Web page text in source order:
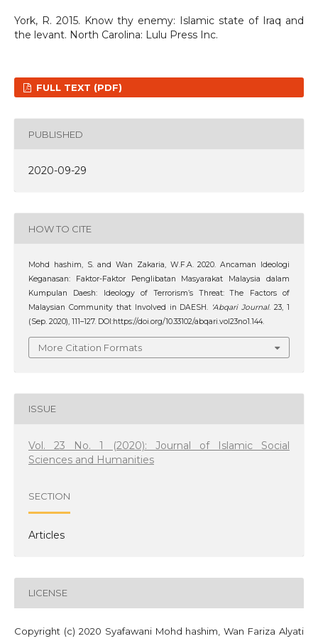
York, R. 2015. Know thy enemy: Islamic state of Iraq and
the levant. North Carolina: Lulu Press Inc.
FULL TEXT (PDF)
PUBLISHED
2020-09-29
HOW TO CITE
Mohd hashim, S. and Wan Zakaria, W.F.A. 2020. Ancaman Ideologi
Keganasan: Faktor-Faktor Penglibatan Masyarakat Malaysia dalam
Kumpulan Daesh: Ideology of Terrorism’s Threat: The Factors of
Malaysian Community that Involved in DAESH. ‘Abqari Journal. 23, 1
(Sep. 2020), 111–127. DOI:https://doi.org/10.33102/abqari.vol23no1.144.
More Citation Formats
ISSUE
Vol. 23 No. 1 (2020): Journal of Islamic Social
Sciences and Humanities
SECTION
Articles
LICENSE
Copyright (c) 2020 Syafawani Mohd hashim, Wan Fariza Alyati